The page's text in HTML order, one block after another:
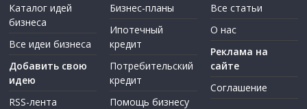
Каталог идей
бизнеса
Все идеи бизнеса
Добавить свою
идею
RSS-лента
Бизнес-планы
Ипотечный
кредит
Потребительский
кредит
Помощь бизнесу
Все статьи
О нас
Реклама на
сайте
Соглашение